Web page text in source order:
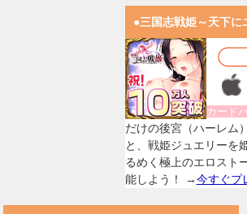
●三国志戦姫～天下に
カード
だけの後宮（ハーレム
と、戦姫ジュエリーを
るめく極上のエロスト
能しよう！ →今すぐプ